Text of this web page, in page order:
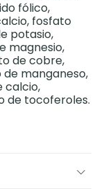
fólico,
fosfato
potasio,
magnesio,
de cobre,
manganeso,
calcio,
de tocoferoles.